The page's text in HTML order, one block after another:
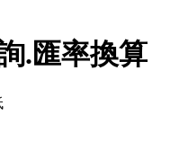
.匯率換算